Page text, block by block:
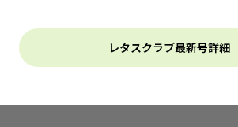
レタスクラブ最新号詳細